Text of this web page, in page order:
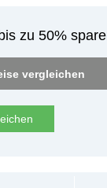
zu 50%
vergleichen